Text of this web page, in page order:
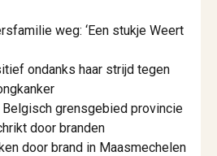
weg: ‘Een stukje Weert
ondanks haar strijd tegen
grensgebied provincie
door branden
door brand in Maasmechelen